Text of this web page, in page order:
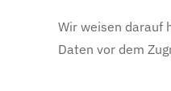
Wir weisen darauf
Daten vor dem